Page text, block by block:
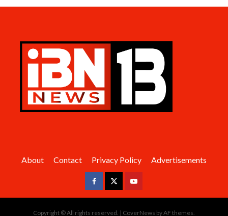
About Contact Privacy Policy Advertisements
FacebookTwitterYoutube
Copyright © All rights reserved. | CoverNews by AF themes.